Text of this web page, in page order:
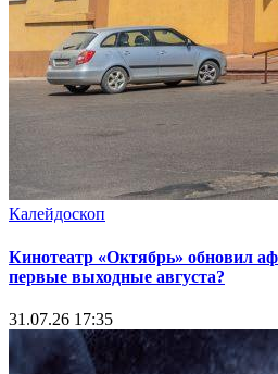
Калейдоскоп
Кинотеатр «Октябрь» обновил
первые выходные августа?
31.07.26 17:35